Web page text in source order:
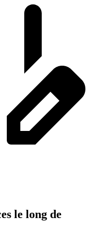
le long de